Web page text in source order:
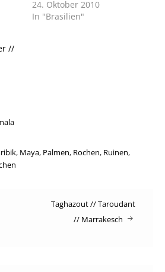
24. Oktober 2010
In "Brasilien"
//
, Maya, Palmen, Rochen, Ruinen,
Taghazout // Taroudant
// Marrakesch